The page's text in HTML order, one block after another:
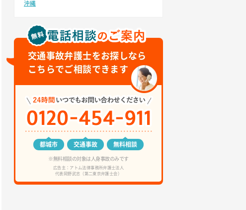
沖縄
交通事故弁護士をお探しなら
こちらでご相談できます
都城市 交通事故 無料相談
※無料相談の対象は人身事故のみです
広告主：アトム法律事務所弁護士法人
代表岡野武志（第二東京弁護士会）